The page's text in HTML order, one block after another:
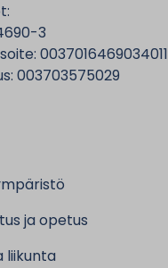
3
0037016469034011
003703575029
ja opetus
liikunta